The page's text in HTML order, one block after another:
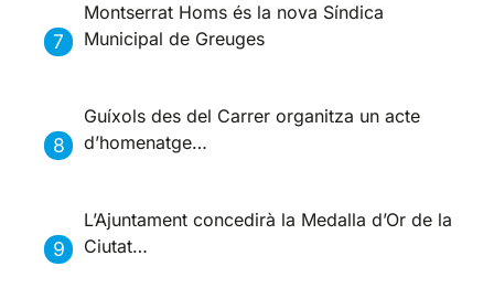
Montserrat Homs és la nova Síndica
Municipal de Greuges
Guíxols des del Carrer organitza un acte
d’homenatge…
L’Ajuntament concedirà la Medalla d’Or de la
Ciutat…